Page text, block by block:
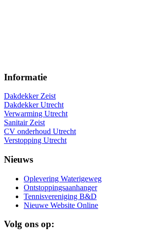
Informatie
Dakdekker Zeist
Dakdekker Utrecht
Verwarming Utrecht
Sanitair Zeist
CV onderhoud Utrecht
Verstopping Utrecht
Nieuws
Oplevering Waterigeweg
Ontstoppingsaanhanger
Tennisvereniging B&D
Nieuwe Website Online
Volg ons op: